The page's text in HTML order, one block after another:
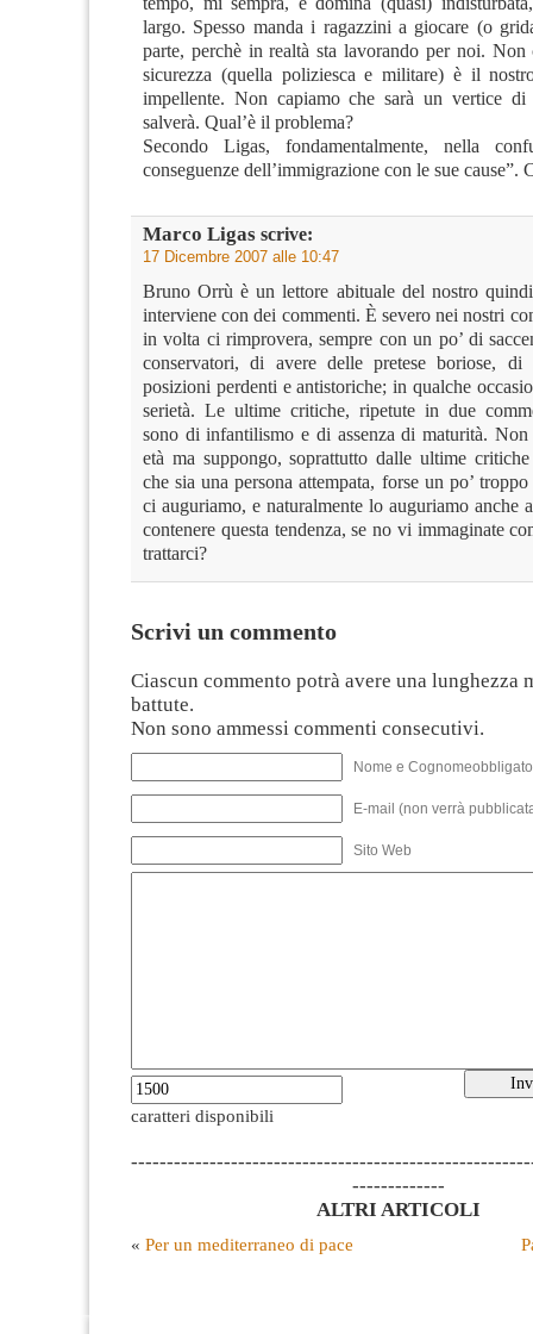
largo. Spesso manda i ragazzini a giocare (o
parte, perchè in realtà sta lavorando per noi. Non
sicurezza (quella poliziesca e militare) è il
impellente. Non capiamo che sarà un vertice
salverà. Qual’è il problema?
Secondo Ligas, fondamentalmente, nella
conseguenze dell’immigrazione con le sue cause”.
Marco Ligas scrive:
17 Dicembre 2007 alle 10:47
Bruno Orrù è un lettore abituale del nostro
interviene con dei commenti. È severo nei nostri
in volta ci rimprovera, sempre con un po’ di
conservatori, di avere delle pretese boriose, di
posizioni perdenti e antistoriche; in qualche
serietà. Le ultime critiche, ripetute in due
sono di infantilismo e di assenza di maturità. Non
età ma suppongo, soprattutto dalle ultime
che sia una persona attempata, forse un po’
ci auguriamo, e naturalmente lo auguriamo anche
contenere questa tendenza, se no vi immaginate
trattarci?
Scrivi un commento
Ciascun commento potrà avere una lunghezza
battute.
Non sono ammessi commenti consecutivi.
Nome e
E-mail (non verrà
Sito Web
caratteri disponibili
-------------
ALTRI ARTICOLI
« Per un mediterraneo di pace